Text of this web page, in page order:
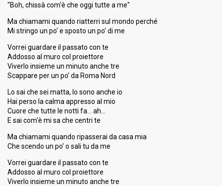
"Boh, chissà com'è che oggi tutte a me"
Ma chiamami quando riatterri sul mondo perché
Mi stringo un po' e sposto un po' di me
Vorrei guardare il passato con te
Addosso al muro col proiettore
Viverlo insieme un minuto anche tre
Scappare per un po' da Roma Nord
Lo sai che sei matta, lo sono anche io
Hai perso la calma appresso al mio
Cuore che tutte le notti fa… ah…
E sai com'è mi sa che centri te
Ma chiamami quando ripasserai da casa mia
Che scendo un po' o sali tu da me
Vorrei guardare il passato con te
Addosso al muro col proiettore
Viverlo insieme un minuto anche tre